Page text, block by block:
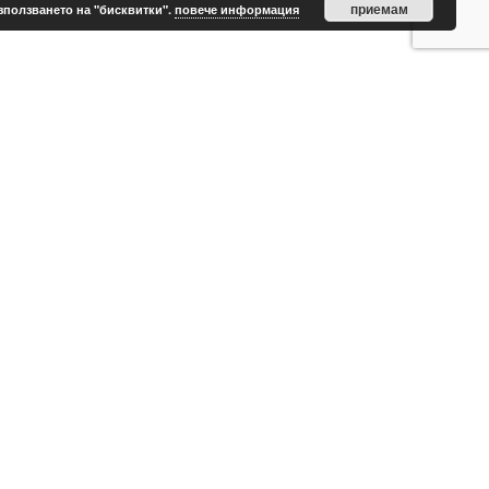
на "бисквитки". повече информация приемам